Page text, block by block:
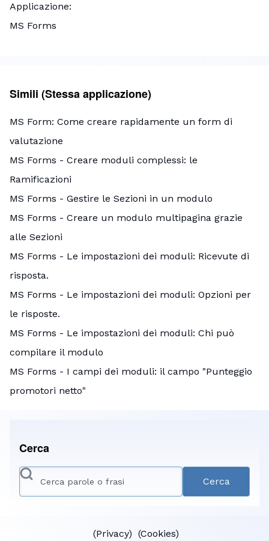
Applicazione
MS Forms
Simili (Stessa applicazione)
MS Form: Come creare rapidamente un form di
valutazione
MS Forms - Creare moduli complessi: le
Ramificazioni
MS Forms - Gestire le Sezioni in un modulo
MS Forms - Creare un modulo multipagina grazie
alle Sezioni
MS Forms - Le impostazioni dei moduli: Ricevute di
risposta.
MS Forms - Le impostazioni dei moduli: Opzioni per
le risposte.
MS Forms - Le impostazioni dei moduli: Chi può
compilare il modulo
MS Forms - I campi dei moduli: il campo "Punteggio
promotori netto"
Cerca
Cerca
(Privacy) (Cookies)